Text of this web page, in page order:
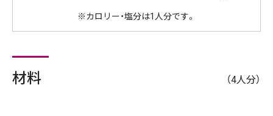
※カロリー・塩分は1人分です。
材料 （4人分）